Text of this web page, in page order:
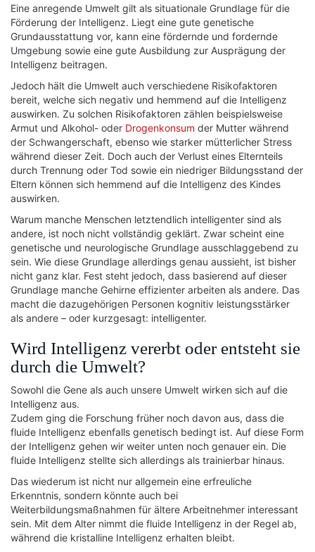
Eine anregende Umwelt gilt als situationale Grundlage für die
Förderung der Intelligenz. Liegt eine gute genetische
Grundausstattung vor, kann eine fördernde und fordernde
Umgebung sowie eine gute Ausbildung zur Ausprägung der
Intelligenz beitragen.
Jedoch hält die Umwelt auch verschiedene Risikofaktoren
bereit, welche sich negativ und hemmend auf die Intelligenz
auswirken. Zu solchen Risikofaktoren zählen beispielsweise
Armut und Alkohol- oder Drogenkonsum der Mutter während
der Schwangerschaft, ebenso wie starker mütterlicher Stress
während dieser Zeit. Doch auch der Verlust eines Elternteils
durch Trennung oder Tod sowie ein niedriger Bildungsstand der
Eltern können sich hemmend auf die Intelligenz des Kindes
auswirken.
Warum manche Menschen letztendlich intelligenter sind als
andere, ist noch nicht vollständig geklärt. Zwar scheint eine
genetische und neurologische Grundlage ausschlaggebend zu
sein. Wie diese Grundlage allerdings genau aussieht, ist bisher
nicht ganz klar. Fest steht jedoch, dass basierend auf dieser
Grundlage manche Gehirne effizienter arbeiten als andere. Das
macht die dazugehörigen Personen kognitiv leistungsstärker
als andere – oder kurzgesagt: intelligenter.
Wird Intelligenz vererbt oder entsteht sie
durch die Umwelt?
Sowohl die Gene als auch unsere Umwelt wirken sich auf die
Intelligenz aus.
Zudem ging die Forschung früher noch davon aus, dass die
fluide Intelligenz ebenfalls genetisch bedingt ist. Auf diese Form
der Intelligenz gehen wir weiter unten noch genauer ein. Die
fluide Intelligenz stellte sich allerdings als trainierbar hinaus.
Das wiederum ist nicht nur allgemein eine erfreuliche
Erkenntnis, sondern könnte auch bei
Weiterbildungsmaßnahmen für ältere Arbeitnehmer interessant
sein. Mit dem Alter nimmt die fluide Intelligenz in der Regel ab,
während die kristalline Intelligenz erhalten bleibt.